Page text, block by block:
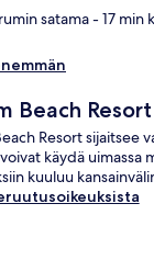
satama- 17 min
Beach Resort
Resort sijaitsee
käydä uimassa
kuuluu